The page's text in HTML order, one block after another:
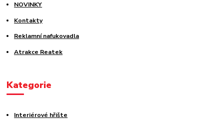
NOVINKY
Kontakty
Reklamní nafukovadla
Atrakce Reatek
Kategorie
Interiérové hřište